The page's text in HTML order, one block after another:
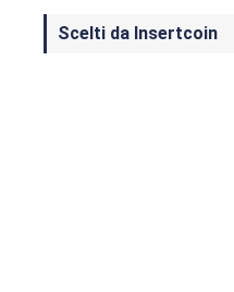
Scelti da Insertcoin